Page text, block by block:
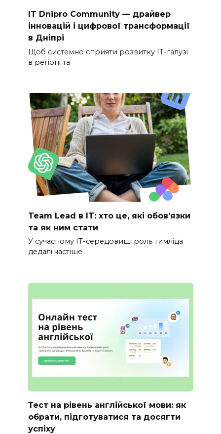
IT Dnipro Community — драйвер
інновацій і цифрової трансформації
в Дніпрі
Щоб системно сприяти розвитку ІТ-галузі
в регіоні та
Team Lead в IT: хто це, які обов’язки
та як ним стати
У сучасному IT-середовищі роль тимліда
дедалі частіше
Тест на рівень англійської мови: як
обрати, підготуватися та досягти
успіху